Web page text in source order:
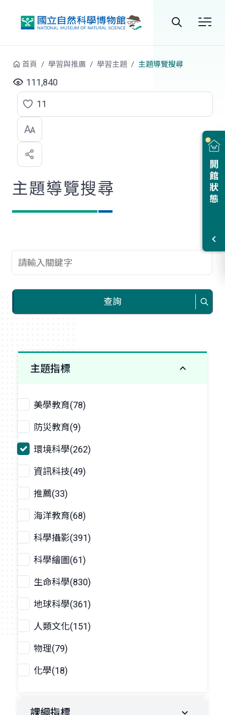
站
尋
開館狀態
首頁 學習與推廣 學習主題 主題導覽搜尋
111,840
點
選
喜
歡
11
主題導覽搜尋
查詢關鍵字
查詢
主題指標
美學教育(78)
防災教育(9)
環境科學(262)
資訊科技(49)
推薦(33)
海洋教育(68)
科學攝影(391)
科學繪圖(61)
生命科學(830)
地球科學(361)
人類文化(151)
物理(79)
化學(18)
課綱指標